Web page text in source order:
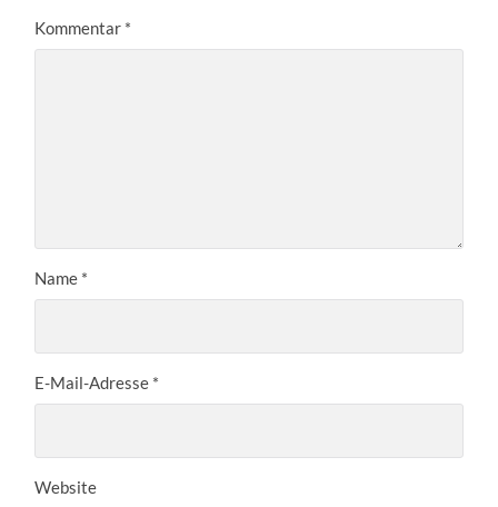
Kommentar *
Name *
E-Mail-Adresse *
Website